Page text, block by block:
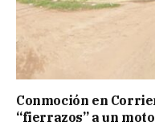
Conmoción en
“fierrazos” a un